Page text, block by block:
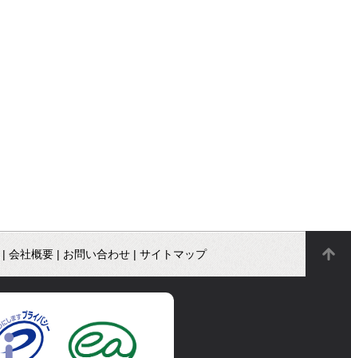
| 会社概要 | お問い合わせ | サイトマップ